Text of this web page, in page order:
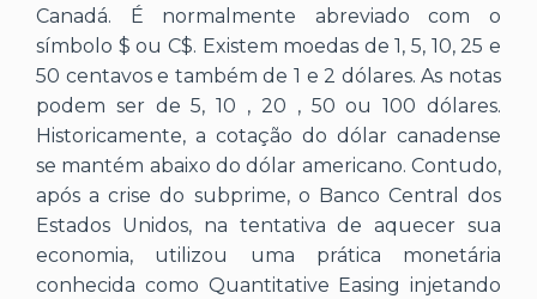
Canadá. É normalmente abreviado com o
símbolo $ ou C$. Existem moedas de 1, 5, 10, 25 e
50 centavos e também de 1 e 2 dólares. As notas
podem ser de 5, 10 , 20 , 50 ou 100 dólares.
Historicamente, a cotação do dólar canadense
se mantém abaixo do dólar americano. Contudo,
após a crise do subprime, o Banco Central dos
Estados Unidos, na tentativa de aquecer sua
economia, utilizou uma prática monetária
conhecida como Quantitative Easing injetando